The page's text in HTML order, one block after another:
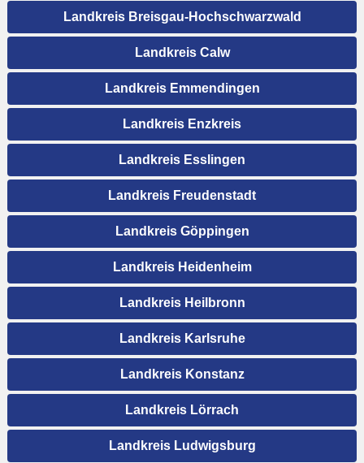
Landkreis Breisgau-Hochschwarzwald
Landkreis Calw
Landkreis Emmendingen
Landkreis Enzkreis
Landkreis Esslingen
Landkreis Freudenstadt
Landkreis Göppingen
Landkreis Heidenheim
Landkreis Heilbronn
Landkreis Karlsruhe
Landkreis Konstanz
Landkreis Lörrach
Landkreis Ludwigsburg